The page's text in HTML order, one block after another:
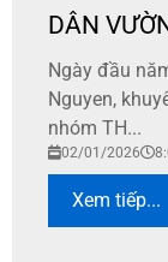
DÂN
Ngày đầu
Nguyen,
nhóm TH...
02/01/2026
Xem tiếp...